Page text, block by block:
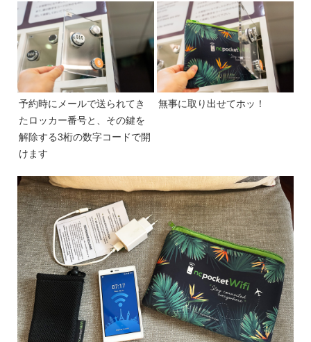
予約時にメールで送られてき
たロッカー番号と、その鍵を
解除する3桁の数字コードで開
けます
無事に取り出せてホッ！